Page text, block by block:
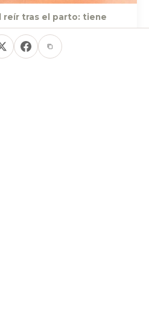
reír tras el parto: tiene